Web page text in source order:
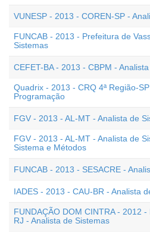
VUNESP - 2013 - COREN-SP -
FUNCAB - 2013 - Prefeitura de
Sistemas
CEFET-BA - 2013 - CBPM -
Quadrix - 2013 - CRQ 4ª Região-
Programação
FGV - 2013 - AL-MT - Analista de
FGV - 2013 - AL-MT - Analista de
Sistema e Métodos
FUNCAB - 2013 - SESACRE -
IADES - 2013 - CAU-BR - Analista
FUNDAÇÃO DOM CINTRA - 2012
RJ - Analista de Sistemas